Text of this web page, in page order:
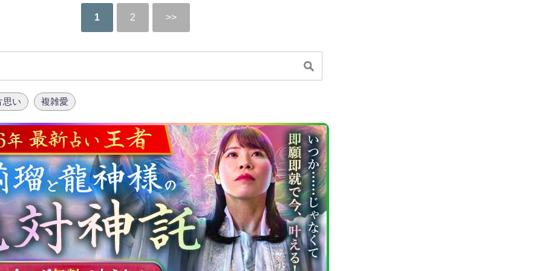
1 2
思い 複雑愛